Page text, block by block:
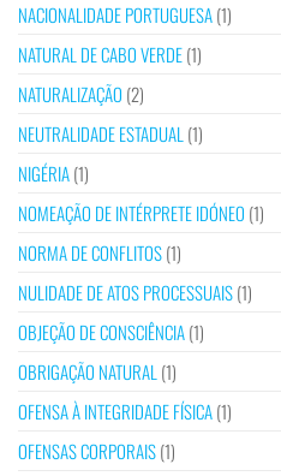
NACIONALIDADE PORTUGUESA(1)
NATURAL DE CABO VERDE(1)
NATURALIZAÇÃO (2)
NEUTRALIDADE ESTADUAL (1)
NIGÉRIA(1)
NOMEAÇÃO DE INTÉRPRETE IDÓNEO (1)
NORMA DE CONFLITOS(1)
NULIDADE DE ATOS PROCESSUAIS(1)
OBJEÇÃO DE CONSCIÊNCIA(1)
OBRIGAÇÃO NATURAL (1)
OFENSA À INTEGRIDADE FÍSICA(1)
OFENSAS CORPORAIS(1)